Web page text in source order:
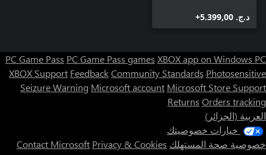
د.ج.‏ 5.399,00+
PC Game Pass PC Game Pass games XBOX app on Windows PC
XBOX Support FeedbackCommunity Standards Photosensitive
Seizure Warning Microsoft account Microsoft Store Support
Returns Orders tracking
العربية (الجزائر)
خيارات خصوصيتك
خصوصية صحة المستهلك
Contact Microsoft Privacy & Cookies